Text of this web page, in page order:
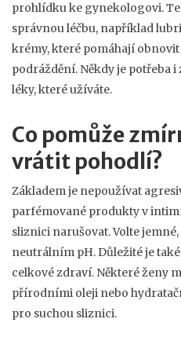
prohlídku ke gynekologovi.
správnou léčbu, například
krémy, které pomáhají
podráždění. Někdy je potřeba
léky, které užíváte.
Co pomůže
vrátit pohodlí?
Základem je nepoužívat
parfémované produkty v
sliznici narušovat. Volte
neutrálním pH. Důležité je
celkové zdraví. Některé ženy
přírodními oleji nebo
pro suchou sliznici.